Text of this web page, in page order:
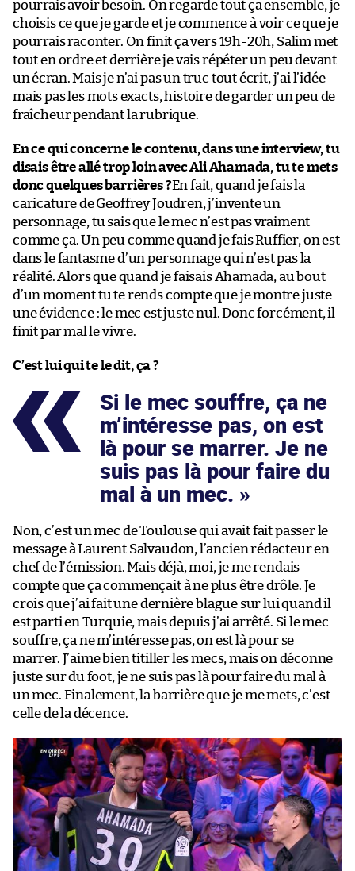
pourrais avoir besoin. On regarde tout ça ensemble, je
choisis ce que je garde et je commence à voir ce que je
pourrais raconter. On finit ça vers 19h-20h, Salim met
tout en ordre et derrière je vais répéter un peu devant
un écran. Mais je n’ai pas un truc tout écrit, j’ai l’idée
mais pas les mots exacts, histoire de garder un peu de
fraîcheur pendant la rubrique.
En ce qui concerne le contenu, dans une interview, tu
disais être allé trop loin avec Ali Ahamada, tu te mets
donc quelques barrières ?En fait, quand je fais la
caricature de Geoffrey Joudren, j’invente un
personnage, tu sais que le mec n’est pas vraiment
comme ça. Un peu comme quand je fais Ruffier, on est
dans le fantasme d’un personnage qui n’est pas la
réalité. Alors que quand je faisais Ahamada, au bout
d’un moment tu te rends compte que je montre juste
une évidence : le mec est juste nul. Donc forcément, il
finit par mal le vivre.
C’est lui qui te le dit, ça ?
Si le mec souffre, ça ne
m’intéresse pas, on est
là pour se marrer. Je ne
suis pas là pour faire du
mal à un mec.
Non, c’est un mec de Toulouse qui avait fait passer le
message à Laurent Salvaudon, l’ancien rédacteur en
chef de l’émission. Mais déjà, moi, je me rendais
compte que ça commençait à ne plus être drôle. Je
crois que j’ai fait une dernière blague sur lui quand il
est parti en Turquie, mais depuis j’ai arrêté. Si le mec
souffre, ça ne m’intéresse pas, on est là pour se
marrer. J’aime bien titiller les mecs, mais on déconne
juste sur du foot, je ne suis pas là pour faire du mal à
un mec. Finalement, la barrière que je me mets, c’est
celle de la décence.